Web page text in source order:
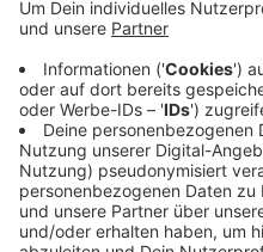
eine ganze Reihe von
begangen hat. Dabei
Kioske und Tankstellen
Scheiben eingeworfen
gestohlen, um sie
Angeklagte war an 16
an sieben. Dafür
von drei Jahren und zwei
Ihre Komplizen wurden